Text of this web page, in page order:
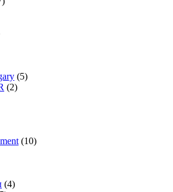
(5)
(2)
(10)
(4)